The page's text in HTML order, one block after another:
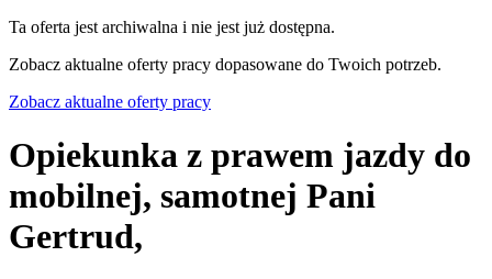
Ta oferta jest archiwalna i nie jest już dostępna.
Zobacz aktualne oferty pracy dopasowane do Twoich potrzeb.
Zobacz aktualne oferty pracy
Opiekunka z prawem jazdy do
mobilnej, samotnej Pani
Gertrud,